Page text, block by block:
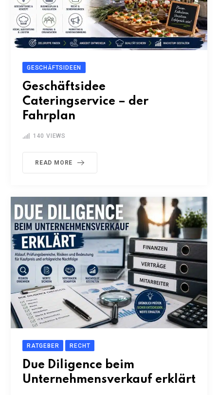
GESCHÄFTSIDEEN
Geschäftsidee
Cateringservice – der
Fahrplan
140 VIEWS
READ MORE
RATGEBER RECHT
Due Diligence beim
Unternehmensverkauf erklärt